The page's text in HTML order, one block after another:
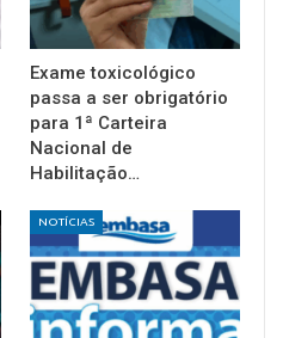
Exame toxicológico
passa a ser obrigatório
para 1ª Carteira
Nacional de
Habilitação…
NOTÍCIAS